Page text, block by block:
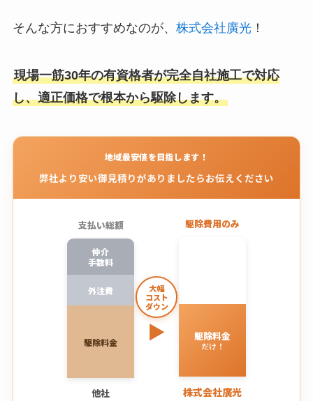
そんな方におすすめなのが、 株式会社廣光！
現場一筋30年の有資格者が完全自社施工で対応
し、適正価格で根本から駆除します。
地域最安値を目指します！
弊社より安い御見積りがありましたらお伝えください
支払い総額
仲介
手数料
外注費
駆除料金
他社
大幅
コスト
ダウン
▶
駆除費用のみ
駆除料金
だけ！
株式会社廣光